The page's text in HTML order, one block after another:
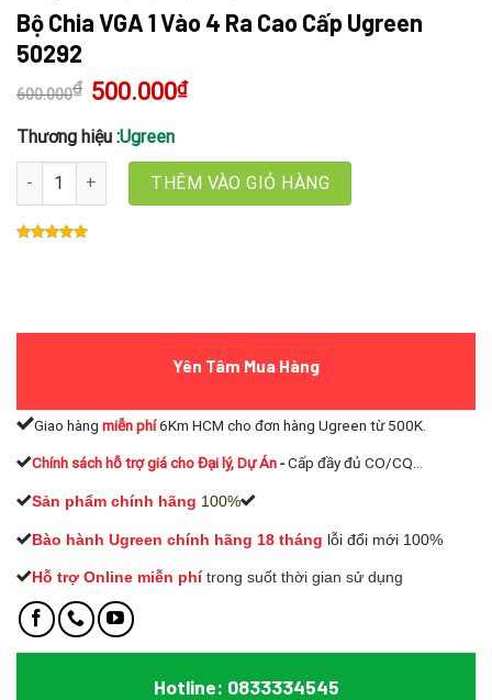
Bộ Chia VGA 1 Vào 4 Ra Cao Cấp Ugreen
50292
600.000₫ Giá
gốc
600.000₫.
500.000₫Giá
hiện
Thương hiệu :Ugreen
Bộ Chia VGA 1 Vào 4 Ra Cao Cấp Ugreen 50292 số lượng
THÊM VÀO GIỎ HÀNG
Yên Tâm Mua Hàng
Giao hàng miễn phí6Km HCM cho đơn hàng Ugreen từ 500K.
Chính sách hỗ trợ giá cho Đại lý, Dự Án-Cấp đầy đủ CO/CQ...
Sản phẩm chính hãng 100%
Bào hành Ugreen chính hãng 18 tháng lỗi đổi mới 100%
Hỗ trợ Online miễn phí trong suốt thời gian sử dụng
Hotline: 0833334545